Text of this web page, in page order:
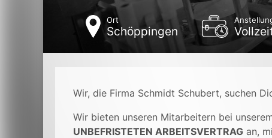
Ort
Schöppingen
Wir, die Firma Schmidt Schubert, suchen
Wir bieten unseren Mitarbeitern bei
UNBEFRISTETEN ARBEITSVERTRAG an,